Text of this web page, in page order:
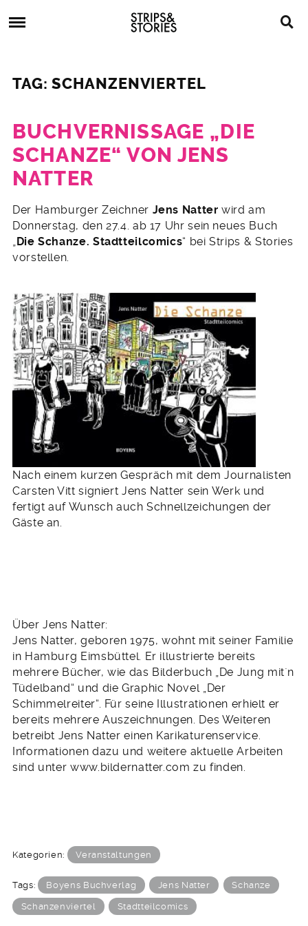
to
Strips
&
Stories
Comics,
TAG: SCHANZENVIERTEL
BUCHVERNISSAGE „DIE
SCHANZE“ VON JENS
NATTER
23.
März
2017
Der Hamburger Zeichner Jens Natter wird am
Donnerstag, den 27.4. ab 17 Uhr sein neues Buch
„Die Schanze. Stadtteilcomics“ bei Strips & Stories
vorstellen.
Nach einem kurzen Gespräch mit dem Journalisten
Carsten Vitt signiert Jens Natter sein Werk und
fertigt auf Wunsch auch Schnellzeichungen der
Gäste an.
Über Jens Natter:
Jens Natter, geboren 1975, wohnt mit seiner Familie
in Hamburg Eimsbüttel. Er illustrierte bereits
mehrere Bücher, wie das Bilderbuch „De Jung mit`n
Tüdelband“ und die Graphic Novel „Der
Schimmelreiter“. Für seine Illustrationen erhielt er
bereits mehrere Auszeichnungen. Des Weiteren
betreibt Jens Natter einen Karikaturenservice.
Informationen dazu und weitere aktuelle Arbeiten
sind unter www.bildernatter.com zu finden.
Kategorien: Veranstaltungen
Tags: Boyens Buchverlag Jens Natter Schanze
Schanzenviertel Stadtteilcomics